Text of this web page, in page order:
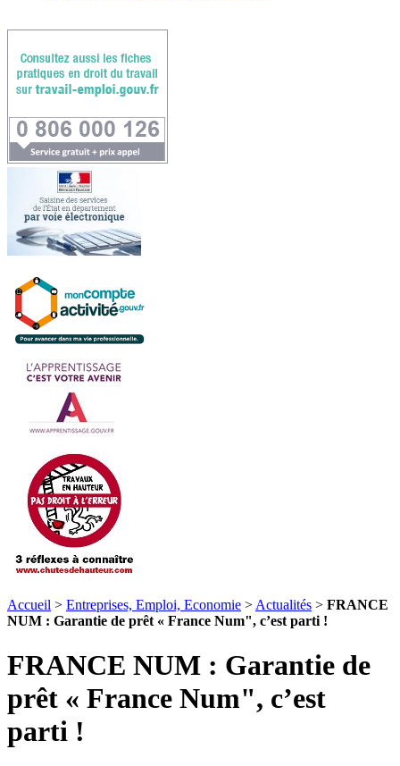
Accueil > Entreprises, Emploi, Economie >Actualités > FRANCE
NUM : Garantie de prêt « France Num", c’est parti !
FRANCE NUM : Garantie de
prêt « France Num", c’est
parti !